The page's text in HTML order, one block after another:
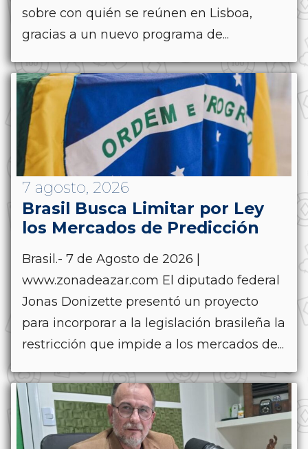
sobre con quién se reúnen en Lisboa,
gracias a un nuevo programa de...
7 agosto, 2026
Brasil Busca Limitar por Ley
los Mercados de Predicción
Brasil.- 7 de Agosto de 2026 |
www.zonadeazar.com El diputado federal
Jonas Donizette presentó un proyecto
para incorporar a la legislación brasileña la
restricción que impide a los mercados de...